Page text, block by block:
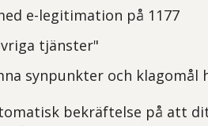
e-legitimation på 1177
tjänster"
synpunkter och klagomål
bekräftelse på att